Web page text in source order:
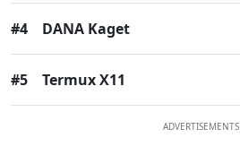
#4 DANA Kaget
#5 Termux X11
ADVERTISEMENTS